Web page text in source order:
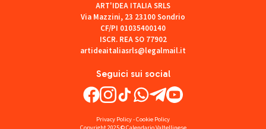
Seguici sui social
ART'IDEA ITALIA SRLS
Via Mazzini, 23 23100 Sondrio
CF/PI 01035400140
ISCR. REA SO 77902
artideaitaliasrls@legalmail.it
Privacy Policy-Cookie Policy